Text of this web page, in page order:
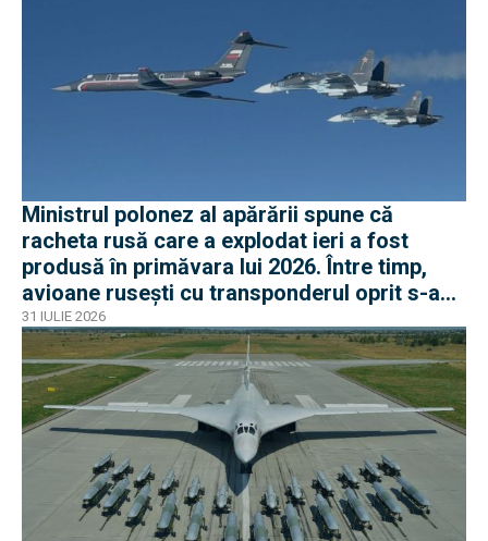
Ministrul polonez al apărării spune că
racheta rusă care a explodat ieri a fost
produsă în primăvara lui 2026. Între timp,
avioane rusești cu transponderul oprit s-au
apropiat de frontiera Poloniei
31 IULIE 2026